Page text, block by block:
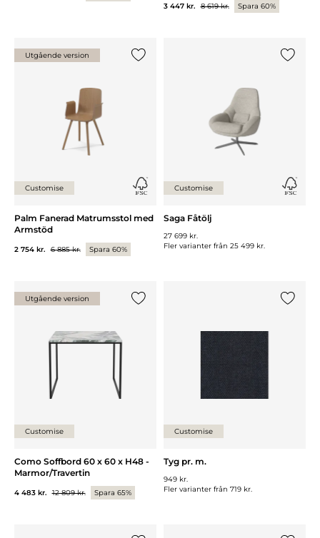
3 447 kr. 8 619 kr. Spara 60%
Utgående version
Customise
Palm Fanerad Matrumsstol med
Armstöd
2 754 kr. 6 885 kr. Spara 60%
Customise
Saga Fåtölj
27 699 kr.
Fler varianter från 25 499 kr.
Utgående version
Customise
Como Soffbord 60 x 60 x H48 -
Marmor/Travertin
4 483 kr. 12 809 kr. Spara 65%
Customise
Tyg pr. m.
949 kr.
Fler varianter från 719 kr.